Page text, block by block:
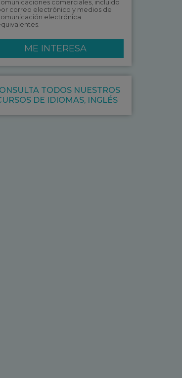
comerciales, incluido
correo electrónico y medios de
electrónica
ME INTERESA
TODOS NUESTROS
DE IDIOMAS, INGLÉS